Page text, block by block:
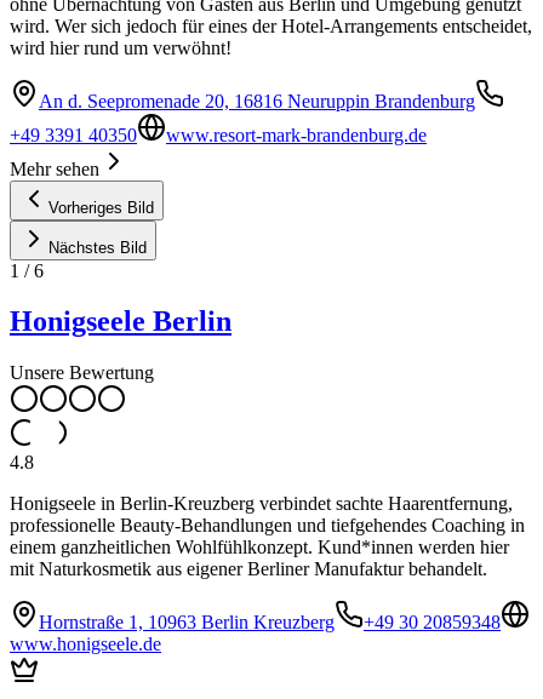
wird. Wer sich jedoch für eines der Hotel-Arrangements entscheidet,
wird hier rund um verwöhnt!
An d. Seepromenade 20, 16816 Neuruppin Brandenburg
+49 3391 40350
www.resort-mark-brandenburg.de
Mehr sehen
Vorheriges Bild
Nächstes Bild
1 /6
Honigseele Berlin
Unsere Bewertung
4.8
Honigseele in Berlin-Kreuzberg verbindet sachte Haarentfernung,
professionelle Beauty-Behandlungen und tiefgehendes Coaching in
einem ganzheitlichen Wohlfühlkonzept. Kund*innen werden hier
mit Naturkosmetik aus eigener Berliner Manufaktur behandelt.
Hornstraße 1, 10963 Berlin Kreuzberg
+49 30 20859348
www.honigseele.de